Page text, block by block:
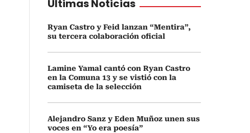
Últimas Noticias
Ryan Castro y Feid lanzan “Mentira”,
su tercera colaboración oficial
Lamine Yamal cantó con Ryan Castro
en la Comuna 13 y se vistió con la
camiseta de la selección
Alejandro Sanz y Eden Muñoz unen sus
voces en “Yo era poesía”